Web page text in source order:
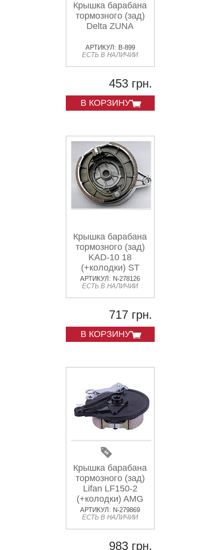
Крышка барабана
тормозного (зад)
Delta ZUNA
АРТИКУЛ: B-899
ЕСТЬ В НАЛИЧИИ
453 грн.
В КОРЗИНУ
Крышка барабана
тормозного (зад)
KAD-10 18
(+колодки) ST
АРТИКУЛ: N-278126
ЕСТЬ В НАЛИЧИИ
717 грн.
В КОРЗИНУ
Крышка барабана
тормозного (зад)
Lifan LF150-2
(+колодки) AMG
АРТИКУЛ: N-279869
ЕСТЬ В НАЛИЧИИ
983 грн.